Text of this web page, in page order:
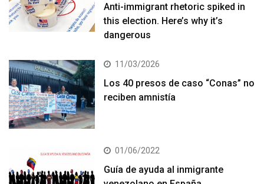
Anti-immigrant rhetoric spiked in
this election. Here’s why it’s
dangerous
11/03/2026
Los 40 presos de caso “Conas” no
reciben amnistía
01/06/2022
Guía de ayuda al inmigrante